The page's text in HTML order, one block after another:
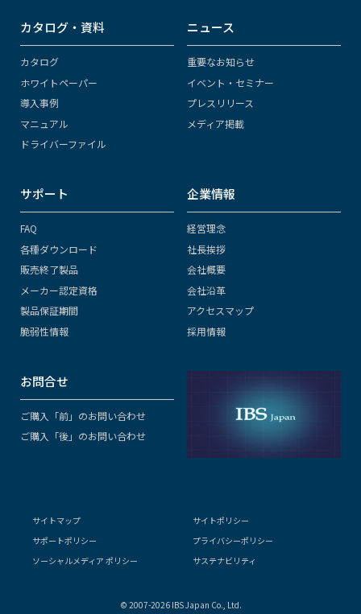
カタログ・資料
カタログ
ホワイトペーパー
導入事例
マニュアル
ドライバーファイル
ニュース
重要なお知らせ
イベント・セミナー
プレスリリース
メディア掲載
サポート
FAQ
各種ダウンロード
販売終了製品
メーカー認定資格
製品保証期間
脆弱性情報
企業情報
経営理念
社長挨拶
会社概要
会社沿革
アクセスマップ
採用情報
お問合せ
ご購入「前」のお問い合わせ
ご購入「後」のお問い合わせ
サイトマップ
サイトポリシー
サポートポリシー
プライバシーポリシー
ソーシャルメディア ポリシー
サステナビリティ
© 2007-2026 IBS Japan Co., Ltd.